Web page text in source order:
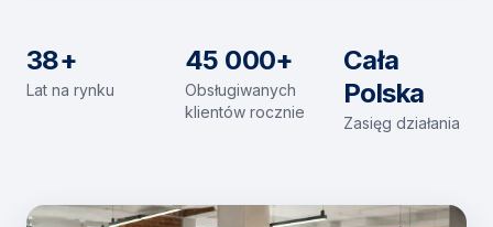
38+
Lat na rynku
45 000+
Obsługiwanych
klientów rocznie
Cała
Polska
Zasięg działania